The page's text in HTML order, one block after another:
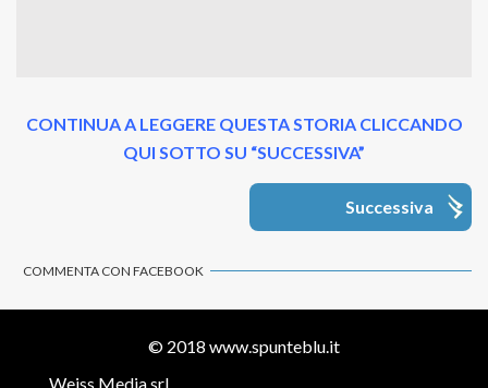
CONTINUA A LEGGERE QUESTA STORIA CLICCANDO
QUI SOTTO SU “SUCCESSIVA”
Successiva
COMMENTA CON FACEBOOK
© 2018 www.spunteblu.it
Weiss Media srl